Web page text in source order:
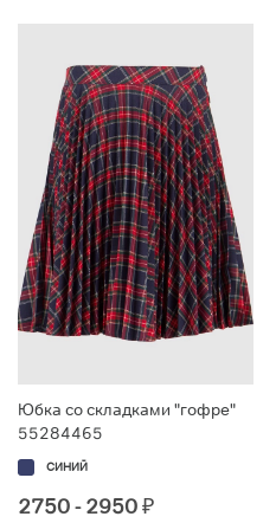
Юбка со складками "гофре"
55284465
СИНИЙ
2750 - 2950₽